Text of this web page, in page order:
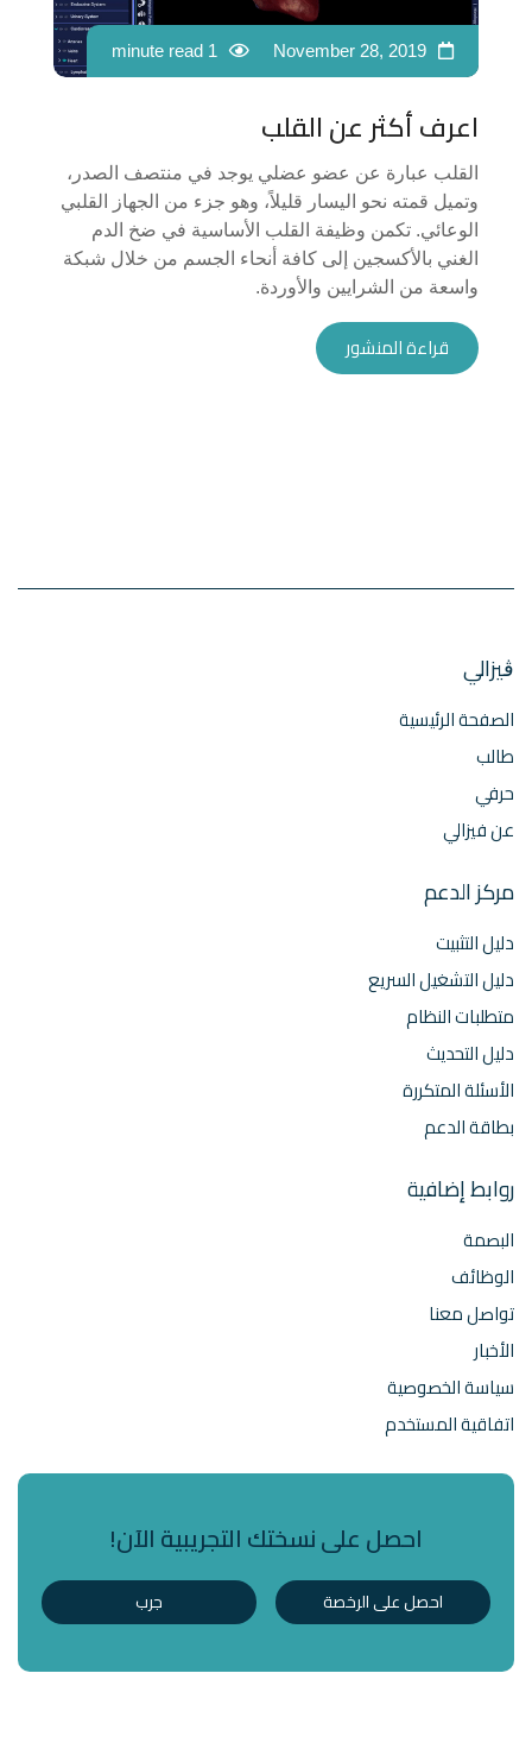
November 28, 2019
1 minute read
اعرف أكثر عن القلب
القلب عبارة عن عضو عضلي يوجد في منتصف الصدر،
وتميل قمته نحو اليسار قليلاً، وهو جزء من الجهاز القلبي
الوعائي. تكمن وظيفة القلب الأساسية في ضخ الدم
الغني بالأكسجين إلى كافة أنحاء الجسم من خلال شبكة
واسعة من الشرايين والأوردة.
قراءة المنشور
ڨيزالي
الصفحة الرئيسية
طالب
حرفي
عن فيزالي
مركز الدعم
دليل التثبيت
دليل التشغيل السريع
متطلبات النظام
دليل التحديث
الأسئلة المتكررة
بطاقة الدعم
روابط إضافية
البصمة
الوظائف
تواصل معنا
الأخبار
سياسة الخصوصية
اتفاقية المستخدم
احصل على نسختك التجريبية الآن!
احصل على الرخصة جرب